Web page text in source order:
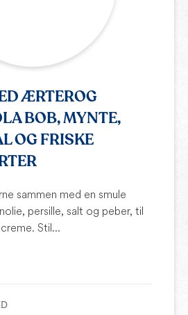
ÆRTEROG
BOB, MYNTE,
OG FRISKE
sammen med en smule
persille, salt og peber, til
Stil...